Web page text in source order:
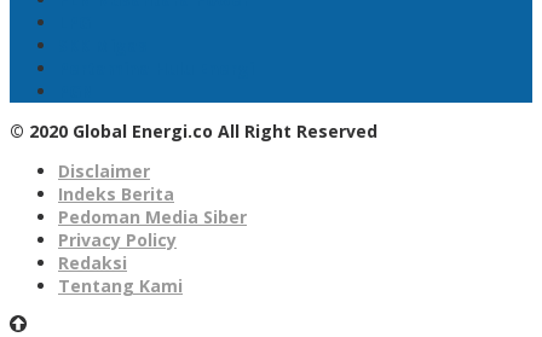
© 2020 Global Energi.co All Right Reserved
Disclaimer
Indeks Berita
Pedoman Media Siber
Privacy Policy
Redaksi
Tentang Kami